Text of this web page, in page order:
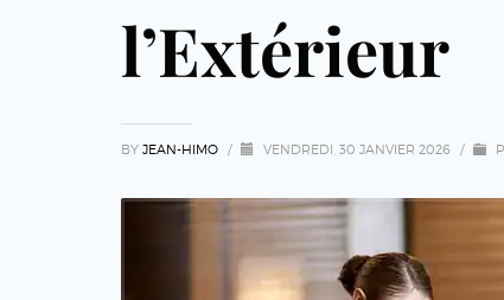
l’Extérieur
BY JEAN-HIMO / VENDREDI, 30 JANVIER 2026 /